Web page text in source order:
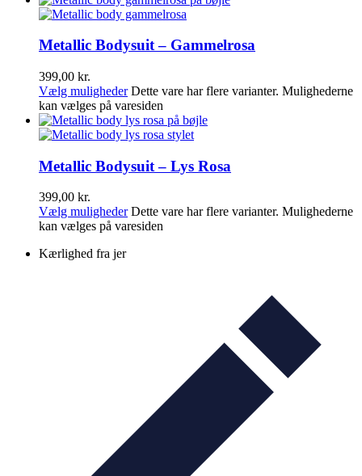
Metallic Bodysuit – Gammelrosa
399,00 kr.
Vælg muligheder Dette vare har flere varianter. Mulighederne
kan vælges på varesiden
Metallic Bodysuit – Lys Rosa
399,00 kr.
Vælg muligheder Dette vare har flere varianter. Mulighederne
kan vælges på varesiden
Kærlighed fra jer